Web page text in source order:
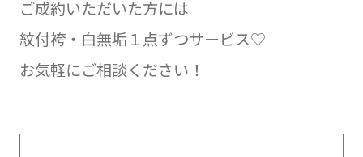
ご成約いただいた方には
紋付袴・白無垢１点ずつサービス♡
お気軽にご相談ください！